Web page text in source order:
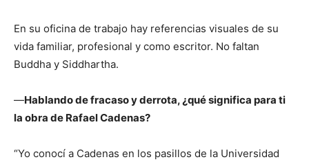
En su oficina de trabajo hay referencias visuales de su
vida familiar, profesional y como escritor. No faltan
Buddha y Siddhartha.
—Hablando de fracaso y derrota, ¿qué significa para ti
la obra de Rafael Cadenas?
“Yo conocí a Cadenas en los pasillos de la Universidad